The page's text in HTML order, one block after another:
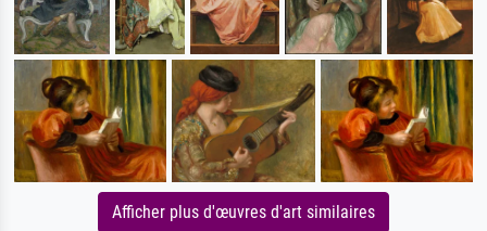
Afficher plus d'œuvres d'art similaires